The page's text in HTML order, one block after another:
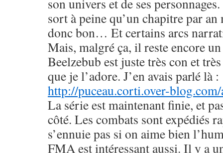
son univers et de ses
sort à peine qu’un chapitre par
donc bon… Et certains arcs
Mais, malgré ça, il reste encore
Beelzebub est juste très con et
que je l’adore. J’en avais parlé là :
http://puceau.corti.over-
La série est maintenant finie, et
côté. Les combats sont expédiés
s’ennuie pas si on aime bien
FMA est intéressant aussi. Il y a